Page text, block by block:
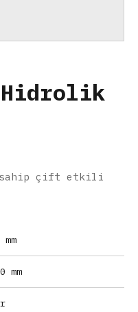
sahip çift etkili
mm